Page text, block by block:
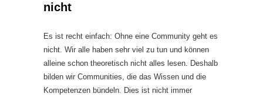
nicht
Es ist recht einfach: Ohne eine Community geht es
nicht. Wir alle haben sehr viel zu tun und können
alleine schon theoretisch nicht alles lesen. Deshalb
bilden wir Communities, die das Wissen und die
Kompetenzen bündeln. Dies ist nicht immer